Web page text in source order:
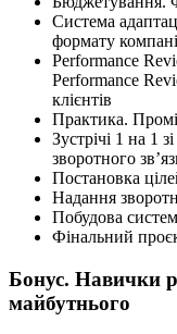
Система
формату
Performance
Performance
клієнтів
Практика.
Зустрічі 1 на 1
зворотного
Постановка
Надання
Побудова
Фінальний
Бонус. Навички
майбутнього